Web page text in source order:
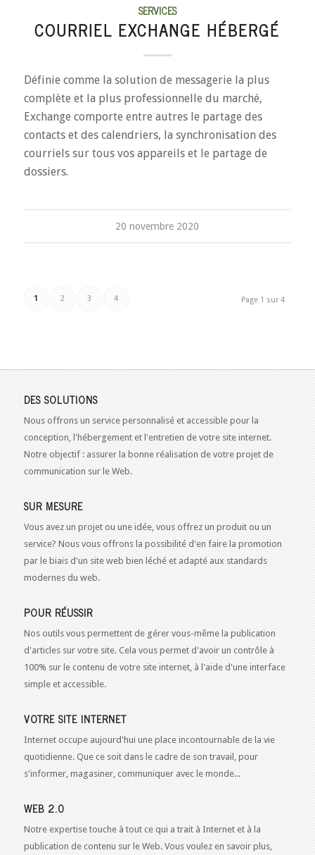
SERVICES
COURRIEL EXCHANGE HÉBERGÉ
Définie comme la solution de messagerie la plus
complète et la plus professionnelle du marché,
Exchange comporte entre autres le partage des
contacts et des calendriers, la synchronisation des
courriels sur tous vos appareils et le partage de
dossiers.
20 novembre 2020
Page 1 sur 4
1 2 3 4
DES SOLUTIONS
Nous offrons un service personnalisé et accessible pour la
conception, l'hébergement et l'entretien de votre site internet.
Notre objectif : assurer la bonne réalisation de votre projet de
communication sur le Web.
SUR MESURE
Vous avez un projet ou une idée, vous offrez un produit ou un
service? Nous vous offrons la possibilité d'en faire la promotion
par le biais d'un site web bien léché et adapté aux standards
modernes du web.
POUR RÉUSSIR
Nos outils vous permettent de gérer vous-même la publication
d'articles sur votre site. Cela vous permet d'avoir un contrôle à
100% sur le contenu de votre site internet, à l'aide d'une interface
simple et accessible.
VOTRE SITE INTERNET
Internet occupe aujourd'hui une place incontournable de la vie
quotidienne. Que ce soit dans le cadre de son travail, pour
s'informer, magasiner, communiquer avec le monde...
WEB 2.0
Notre expertise touche à tout ce qui a trait à Internet et à la
publication de contenu sur le Web. Vous voulez en savoir plus,